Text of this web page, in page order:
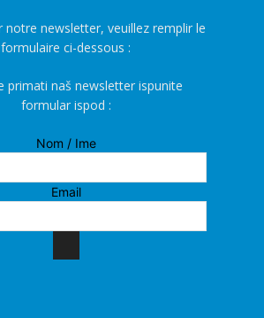
notre newsletter, veuillez remplir le
formulaire ci-dessous :
primati naš newsletter ispunite
formular ispod :
Nom / Ime
Email